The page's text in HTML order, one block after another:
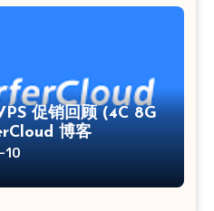
促销回顾 (4C 8G
博客
10